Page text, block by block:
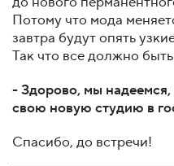
Потому что мода
завтра будут опять
Так что все должно
- Здорово, мы
свою новую студию в
Спасибо, до встречи!